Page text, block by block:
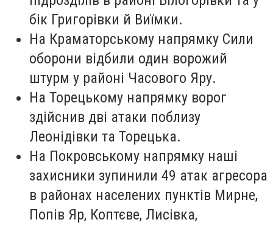
бік Григорівки й Виїмки.
На Краматорському напрямку Сили
оборони відбили один ворожий
штурм у районі Часового Яру.
На Торецькому напрямку ворог
здійснив дві атаки поблизу
Леонідівки та Торецька.
На Покровському напрямку наші
захисники зупинили 49 атак агресора
в районах населених пунктів Мирне,
Попів Яр, Коптєве, Лисівка,